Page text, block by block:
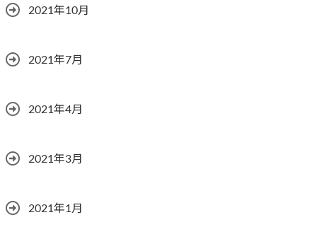
2021年10月
2021年7月
2021年4月
2021年3月
2021年1月